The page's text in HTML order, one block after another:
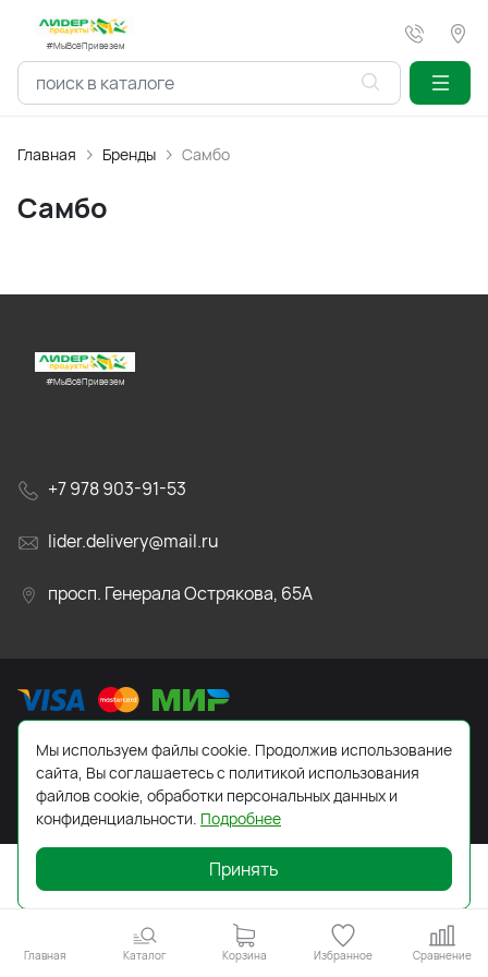
#МыВсёПривезем
Главная Бренды Самбо
Самбо
#МыВсёПривезем
+7 978 903-91-53
lider.delivery@mail.ru
просп. Генерала Острякова, 65А
2026 © Все права защищены. Работает наReadyScript
Главная Каталог Корзина Избранное Сравнение
Мы используем файлы cookie. Продолжив использование
сайта, Вы соглашаетесь с политикой использования
файлов cookie, обработки персональных данных и
конфиденциальности. Подробнее
Принять